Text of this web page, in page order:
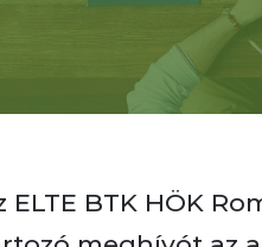
ELTE BTK HÖK